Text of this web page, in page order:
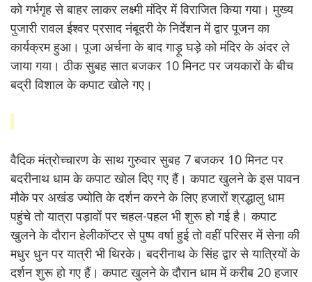
को गर्भगृह से बाहर लाकर लक्ष्मी मंदिर में विराजित किया गया। मुख्य
पुजारी रावल ईश्वर प्रसाद नंबूदरी के निर्देशन में द्वार पूजन का
कार्यक्रम हुआ। पूजा अर्चना के बाद गाड़ू घड़े को मंदिर के अंदर ले
जाया गया। ठीक सुबह सात बजकर 10 मिनट पर जयकारों के बीच
बद्री विशाल के कपाट खोले गए।
वैदिक मंत्रोच्चारण के साथ गुरुवार सुबह 7 बजकर 10 मिनट पर
बदरीनाथ धाम के कपाट खोल दिए गए हैं। कपाट खुलने के इस पावन
मौके पर अखंड ज्योति के दर्शन करने के लिए हजारों श्रद्धालु धाम
पहुंचे तो यात्रा पड़ावों पर चहल-पहल भी शुरू हो गई है। कपाट
खुलने के दौरान हेलीकॉप्टर से पुष्प वर्षा हुई तो वहीं परिसर में सेना की
मधुर धुन पर यात्री भी थिरके। बदरीनाथ के सिंह द्वार से यात्रियों के
दर्शन शुरू हो गए हैं। कपाट खुलने के दौरान धाम में करीब 20 हजार